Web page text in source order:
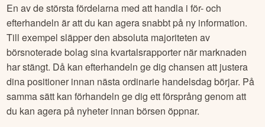
En av de största fördelarna med att handla i för- och
efterhandeln är att du kan agera snabbt på ny information.
Till exempel släpper den absoluta majoriteten av
börsnoterade bolag sina kvartalsrapporter när marknaden
har stängt. Då kan efterhandeln ge dig chansen att justera
dina positioner innan nästa ordinarie handelsdag börjar. På
samma sätt kan förhandeln ge dig ett försprång genom att
du kan agera på nyheter innan börsen öppnar.